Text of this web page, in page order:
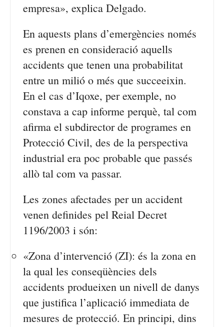
empresa», explica Delgado.
En aquests plans d’emergències només
es prenen en consideració aquells
accidents que tenen una probabilitat
entre un milió o més que succeeixin.
En el cas d’Iqoxe, per exemple, no
constava a cap informe perquè, tal com
afirma el subdirector de programes en
Protecció Civil, des de la perspectiva
industrial era poc probable que passés
allò tal com va passar.
Les zones afectades per un accident
venen definides pel Reial Decret
1196/2003 i són:
«Zona d’intervenció (ZI): és la zona en
la qual les conseqüències dels
accidents produeixen un nivell de danys
que justifica l’aplicació immediata de
mesures de protecció. En principi, dins